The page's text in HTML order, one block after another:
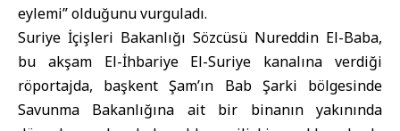
eylemi” olduğunu vurguladı.
Suriye İçişleri Bakanlığı Sözcüsü Nureddin El-Baba,
bu akşam El-İhbariye El-Suriye kanalına verdiği
röportajda, başkent Şam’ın Bab Şarki bölgesinde
Savunma Bakanlığına ait bir binanın yakınında